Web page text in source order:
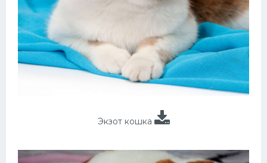
Экзот кошка